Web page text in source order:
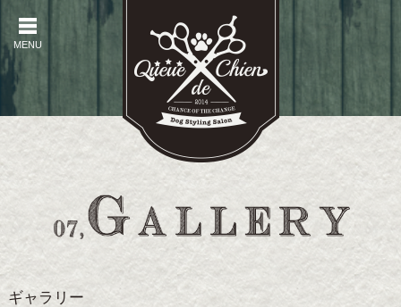
MENU
ギャラリー